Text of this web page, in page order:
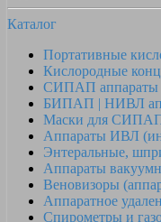
Каталог
Портативные
Кислородные
СИПАП аппараты
БИПАП | НИВЛ
Маски для
Аппараты ИВЛ
Энтеральные,
Аппараты
Веновизоры
Аппаратное
Спирометры и